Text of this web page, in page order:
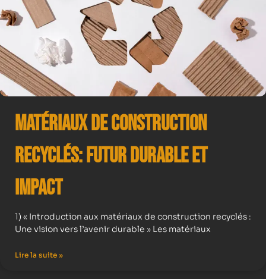
Matériaux de Construction
Recyclés: Futur Durable et
Impact
1) « Introduction aux matériaux de construction recyclés :
Une vision vers l’avenir durable » Les matériaux
Lire la suite »